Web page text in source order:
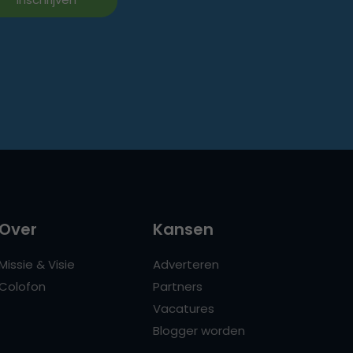
Over
Missie & Visie
Colofon
Kansen
Adverteren
Partners
Vacatures
Blogger worden